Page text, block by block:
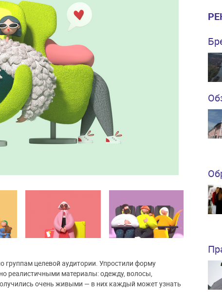
группам целевой аудитории. Упростили форму
реалистичными материалы: одежду, волосы,
очень живыми — в них каждый может узнать